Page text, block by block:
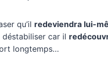
qu’il redeviendra lui-
car il
longtemps…